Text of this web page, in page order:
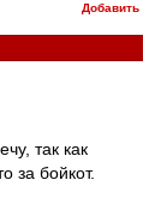
Добавить
так как
за бойкот.